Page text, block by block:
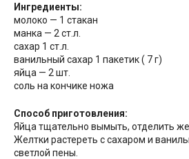
Ингредиенты:
молоко — 1 стакан
манка — 2 ст.л.
сахар 1 ст.л.
ванильный сахар 1 пакетик ( 7 г)
яйца — 2 шт.
соль на кончике ножа
Способ приготовления:
Яйца тщательно вымыть, отделить
Желтки растереть с сахаром и
светлой пены.